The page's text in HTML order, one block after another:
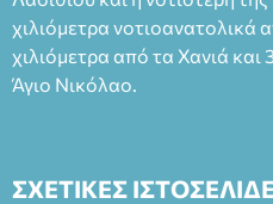
(Είσοδος ΕΠΑ.Λ.) Έναρξη
ΘΕΑΤΡΙΚΕΣ ΠΑΡΑΓΩΓΕΣ ΕΕ
χιλιόμετρα νοτιοανατολικά
χιλιόμετρα από τα Χανιά και
Άγιο Νικόλαο.
ΣΧΕΤΙΚΕΣ